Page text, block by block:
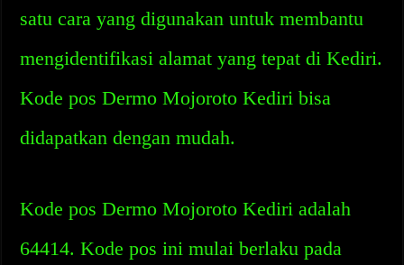
satu cara yang digunakan untuk membantu
mengidentifikasi alamat yang tepat di Kediri.
Kode pos Dermo Mojoroto Kediri bisa
didapatkan dengan mudah.
Kode pos Dermo Mojoroto Kediri adalah
64414. Kode pos ini mulai berlaku pada